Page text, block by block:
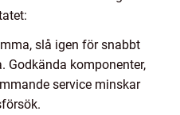
slå igen för snabbt
Godkända komponenter,
service minskar